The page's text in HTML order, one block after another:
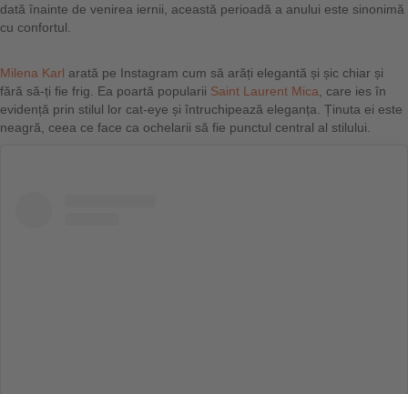
dată înainte de venirea iernii, această perioadă a anului este sinonimă
cu confortul.
Milena Karl arată pe Instagram cum să arăți elegantă și șic chiar și
fără să-ți fie frig. Ea poartă popularii Saint Laurent Mica, care ies în
evidență prin stilul lor cat-eye și întruchipează eleganța. Ținuta ei este
neagră, ceea ce face ca ochelarii să fie punctul central al stilului.